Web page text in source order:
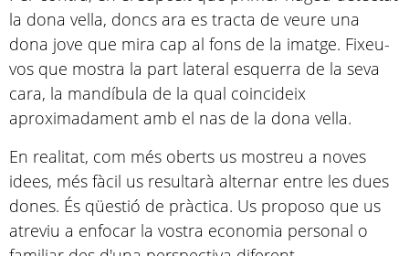
la dona vella, doncs ara es tracta de veure una
dona jove que mira cap al fons de la imatge. Fixeu-
vos que mostra la part lateral esquerra de la seva
cara, la mandíbula de la qual coincideix
aproximadament amb el nas de la dona vella.
En realitat, com més oberts us mostreu a noves
idees, més fàcil us resultarà alternar entre les dues
dones. És qüestió de pràctica. Us proposo que us
atreviu a enfocar la vostra economia personal o